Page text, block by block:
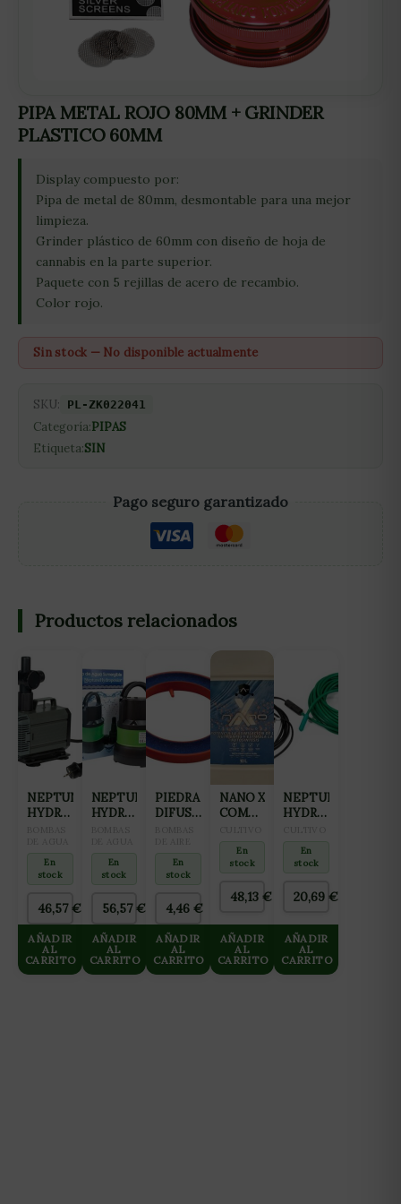
PIPA METAL ROJO 80MM + GRINDER
PLASTICO 60MM
Display compuesto por:
Pipa de metal de 80mm, desmontable para una mejor
limpieza.
Grinder plástico de 60mm con diseño de hoja de
cannabis en la parte superior.
Paquete con 5 rejillas de acero de recambio.
Color rojo.
Sin stock — No disponible actualmente
SKU: PL-ZK022041
Categoría:PIPAS
Etiqueta:SIN
Pago seguro garantizado
Productos relacionados
NEPTUNE
HYDROPONICS
NH-
3000
En
stock
46,57€
AÑADIR
AL
CARRITO
NEPTUNE
HYDROPONICS
NH-
11000
En
stock
56,57€
AÑADIR
AL
CARRITO
PIEDRA
DIFUSORA
(12CM)
En
stock
4,46€
AÑADIR
AL
CARRITO
NANO X
COMPLEMENTO
HIDROPONÍA
BLANDAS
10L
En
stock
48,13 €
AÑADIR
AL
CARRITO
NEPTUNE
HYDROPONICS
CALOR
60W
En
stock
20,69€
AÑADIR
AL
CARRITO